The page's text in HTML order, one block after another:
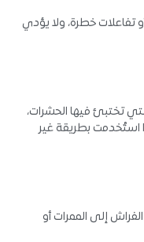
تفاعلات خطرة، ولا يؤدي
تختبئ فيها الحشرات،
استُخدمت بطريقة غير
إلى الممرات أو